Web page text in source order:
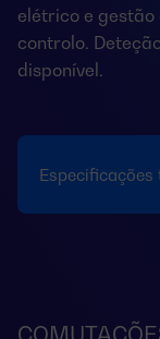
elétrico e
controlo.
disponível.